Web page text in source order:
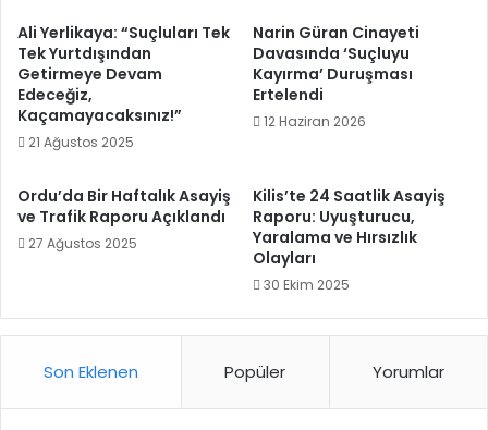
Ali Yerlikaya: “Suçluları Tek
Tek Yurtdışından
Getirmeye Devam
Edeceğiz,
Kaçamayacaksınız!”
21 Ağustos 2025
Narin Güran Cinayeti
Davasında ‘Suçluyu
Kayırma’ Duruşması
Ertelendi
12 Haziran 2026
Ordu’da Bir Haftalık Asayiş
ve Trafik Raporu Açıklandı
27 Ağustos 2025
Kilis’te 24 Saatlik Asayiş
Raporu: Uyuşturucu,
Yaralama ve Hırsızlık
Olayları
30 Ekim 2025
Son Eklenen Popüler Yorumlar